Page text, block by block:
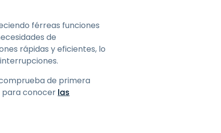
férreas funciones
de
rápidas y eficientes, lo
de primera
para conocer las